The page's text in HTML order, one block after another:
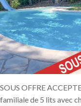
SOUS OFFRE
familiale de 5 lits avec